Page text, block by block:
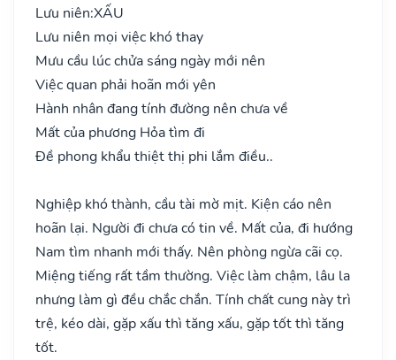
Lưu niên:XẤU
Lưu niên mọi việc khó thay
Mưu cầu lúc chửa sáng ngày mới nên
Việc quan phải hoãn mới yên
Hành nhân đang tính đường nên chưa về
Mất của phương Hỏa tìm đi
Đề phong khẩu thiệt thị phi lắm điều..
Nghiệp khó thành, cầu tài mờ mịt. Kiện cáo nên
hoãn lại. Người đi chưa có tin về. Mất của, đi hướng
Nam tìm nhanh mới thấy. Nên phòng ngừa cãi cọ.
Miệng tiếng rất tầm thường. Việc làm chậm, lâu la
nhưng làm gì đều chắc chắn. Tính chất cung này trì
trệ, kéo dài, gặp xấu thì tăng xấu, gặp tốt thì tăng
tốt.